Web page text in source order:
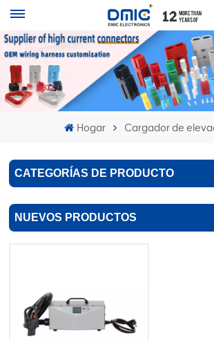
Hogar Cargador de
CATEGORÍAS DE PRODUCTO
NUEVOS PRODUCTOS